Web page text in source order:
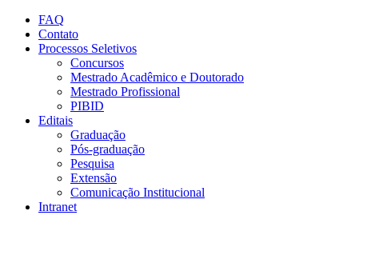
Conteúdo principal
FAQ
Contato
Processos Seletivos
Concursos
Mestrado Acadêmico e Doutorado
Mestrado Profissional
PIBID
Editais
Graduação
Pós-graduação
Pesquisa
Extensão
Comunicação Institucional
Intranet